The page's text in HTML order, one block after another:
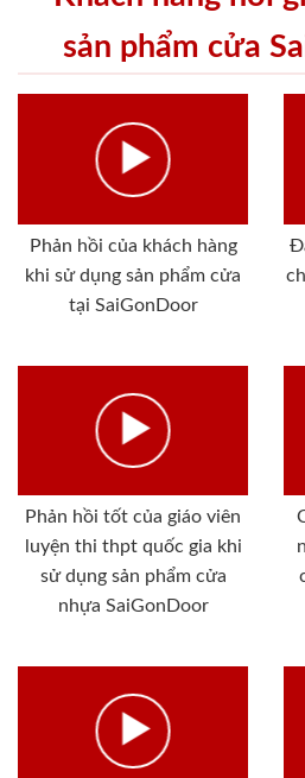
sản phẩm cửa
Phản hồi của khách hàng
khi sử dụng sản phẩm cửa
tại SaiGonDoor
Phản hồi tốt của giáo viên
luyện thi thpt quốc gia khi
sử dụng sản phẩm cửa
nhựa SaiGonDoor